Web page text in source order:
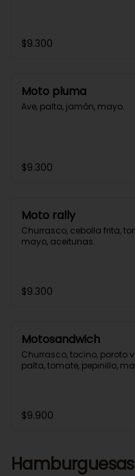
$9.300
Moto pluma
Ave, palta, jamón, mayo.
$9.300
Moto rally
Churrasco, cebolla frita,
mayo, aceitunas.
$9.300
Motosandwich
Churrasco, tocino, poroto
palta, tomate, pepinillo,
$9.900
Hamburguesas